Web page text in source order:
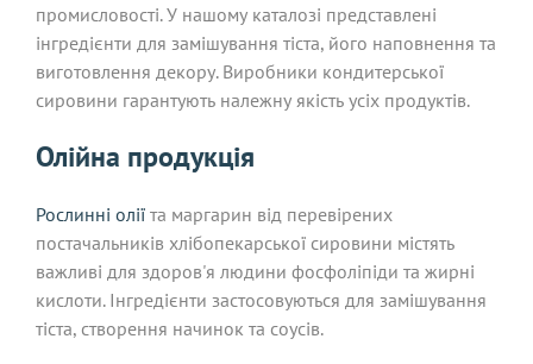
промисловості. У нашому каталозі представлені
інгредієнти для замішування тіста, його наповнення та
виготовлення декору. Виробники кондитерської
сировини гарантують належну якість усіх продуктів.
Олійна продукція
Рослинні олії та маргарин від перевірених
постачальників хлібопекарської сировини містять
важливі для здоров'я людини фосфоліпіди та жирні
кислоти. Інгредієнти застосовуються для замішування
тіста, створення начинок та соусів.